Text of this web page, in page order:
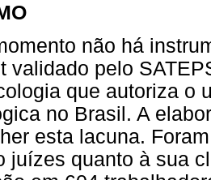
não há
validado pelo
que autoriza o
no Brasil. A
esta lacuna.
juízes quanto à sua